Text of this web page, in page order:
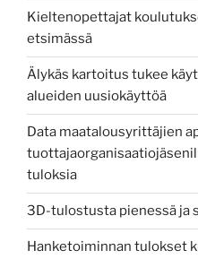
Kieltenopettajat
etsimässä
Älykäs kartoitus tukee
alueiden uusiokäyttöä
Data maatalousyrittäjien
tuloksia
3D-tulostusta pienessä ja
Hanketoiminnan tulokset